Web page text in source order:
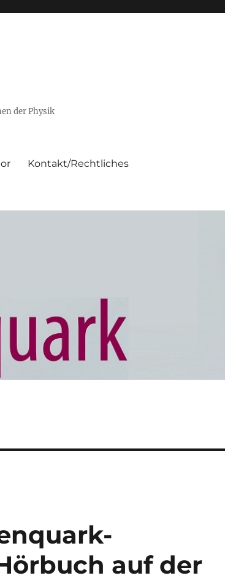
der Physik
Kontakt/Rechtliches
auf der